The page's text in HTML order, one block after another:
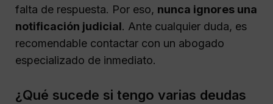
falta de respuesta. Por eso, nunca ignores una
notificación judicial. Ante cualquier duda, es
recomendable contactar con un abogado
especializado de inmediato.
¿Qué sucede si tengo varias deudas